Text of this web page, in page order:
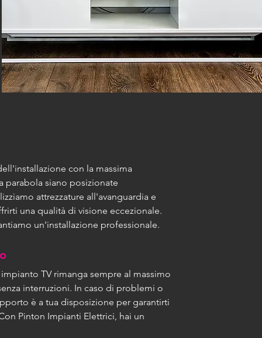
con la massima
parabola siano posizionate
attrezzature all'avanguardia e
una qualità di visione eccezionale.
un'installazione professionale.
TV rimanga sempre al massimo
interruzioni. In caso di problemi o
è a tua disposizione per garantirti
Pinton Impianti Elettrici, hai un